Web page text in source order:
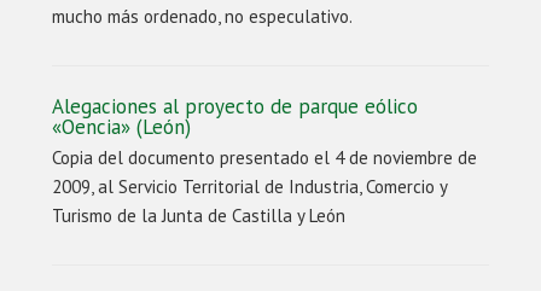
mucho más ordenado, no especulativo.
Alegaciones al proyecto de parque eólico
«Oencia» (León)
Copia del documento presentado el 4 de noviembre de
2009, al Servicio Territorial de Industria, Comercio y
Turismo de la Junta de Castilla y León